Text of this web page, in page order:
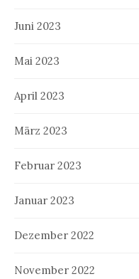
Juni 2023
Mai 2023
April 2023
März 2023
Februar 2023
Januar 2023
Dezember 2022
November 2022